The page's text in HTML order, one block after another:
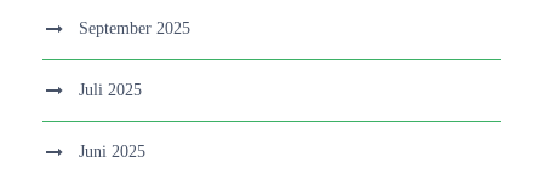
September 2025
Juli 2025
Juni 2025